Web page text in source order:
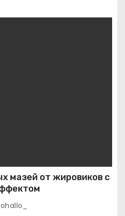
мазей от жировиков с